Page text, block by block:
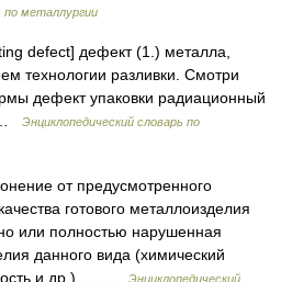
по металлургии
defect] дефект (1.) металла,
технологии разливки. Смотри
дефект упаковки радиационный
…
Энциклопедический словарь по
от предусмотренного
готового металлоизделия
или полностью нарушенная
данного вида (химический
и др.),… …
Энциклопедический